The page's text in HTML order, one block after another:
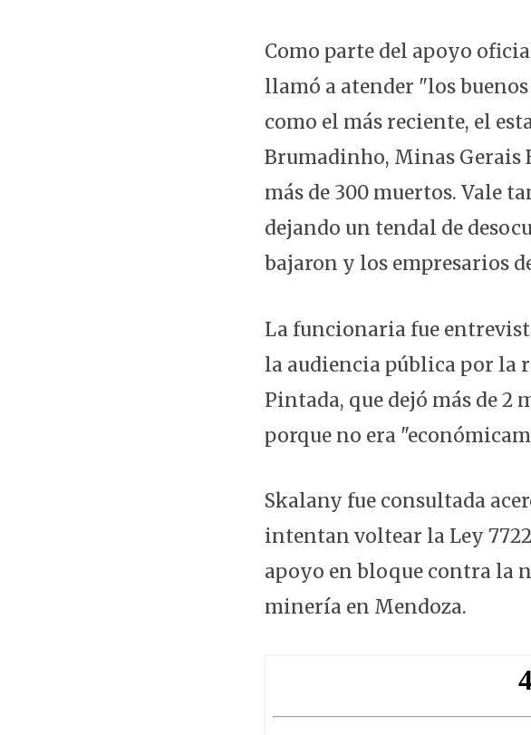
Como parte del apoyo
llamó a atender "los
como el más reciente, el
Brumadinho, Minas Gerais
más de 300 muertos. Vale
dejando un tendal de
bajaron y los empresarios
La funcionaria fue
la audiencia pública por la
Pintada, que dejó más de
porque no era
Skalany fue consultada
intentan voltear la Ley
apoyo en bloque contra la
minería en Mendoza.